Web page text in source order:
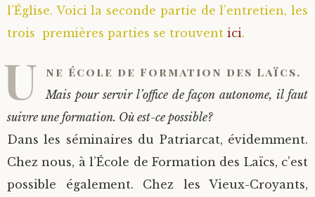
l’Église. Voici la seconde partie de l’entretien, les
trois premières parties se trouvent ici.
U ne École de Formation des Laïcs.
Mais pour servir l’office de façon autonome, il faut
suivre une formation. Où est-ce possible?
Dans les séminaires du Patriarcat, évidemment.
Chez nous, à l’École de Formation des Laïcs, c’est
possible également. Chez les Vieux-Croyants,